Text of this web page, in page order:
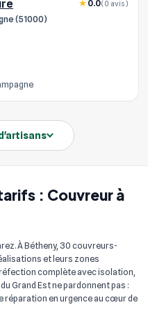
: Couvreur à
À Bétheny, 30 couvreurs-
et leurs zones
complète avec isolation,
Grand Est ne pardonnent pas :
réparation en urgence au cœur de
(51000)
0.0(0 avis)